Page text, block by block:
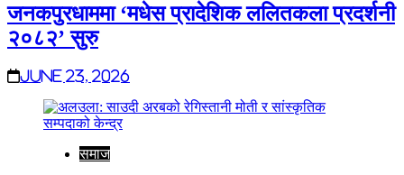
जनकपुरधाममा ‘मधेस प्रादेशिक ललितकला प्रदर्शनी
२०८२’ सुरु
June 23, 2026
समाज